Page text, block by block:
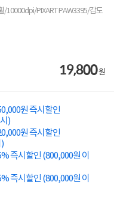
10000dpi/PIXART PAW3395/감도
19,800원
원 즉시할인
)
원 즉시할인
즉시할인 (800,000원 이
즉시할인 (800,000원 이